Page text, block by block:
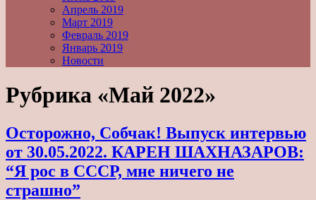
Апрель 2019
Март 2019
Февраль 2019
Январь 2019
Новости
Рубрика «Май 2022»
Осторожно, Собчак! Выпуск интервью
от 30.05.2022. КАРЕН ШАХНАЗАРОВ:
“Я рос в СССР, мне ничего не
страшно”